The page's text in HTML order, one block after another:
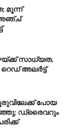
മൂന്ന്
അഞ്ച്
സാ​ധ്യ​ത,
റെ​ഡ് അ​ലർ​ട്ട്
പോയ
ഡ്രൈവറും